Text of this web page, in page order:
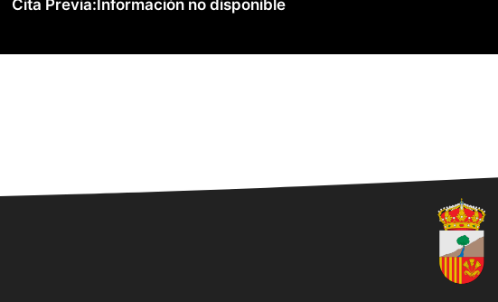
Cita Previa:Información no disponible